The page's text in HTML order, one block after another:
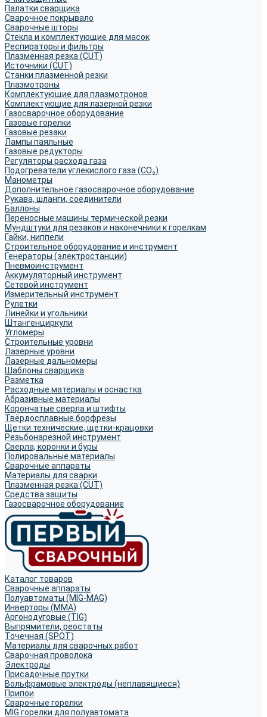
Палатки сварщика
Сварочное покрывало
Сварочные шторы
Стекла и комплектующие для масок
Респираторы и фильтры
Плазменная резка (CUT)
Источники (CUT)
Станки плазменной резки
Плазмотроны
Комплектующие для плазмотронов
Комплектующие для лазерной резки
Газосварочное оборудование
Газовые горелки
Газовые резаки
Лампы паяльные
Газовые редукторы
Регуляторы расхода газа
Подогреватели углекислого газа (CO₂)
Манометры
Дополнительное газосварочное оборудование
Рукава, шланги, соединители
Баллоны
Переносные машины термической резки
Мундштуки для резаков и наконечники к горелкам
Гайки, ниппели
Строительное оборудование и инструмент
Генераторы (электростанции)
Пневмоинструмент
Аккумуляторный инструмент
Сетевой инструмент
Измерительный инструмент
Рулетки
Линейки и угольники
Штангенциркули
Угломеры
Строительные уровни
Лазерные уровни
Лазерные дальномеры
Шаблоны сварщика
Разметка
Расходные материалы и оснастка
Абразивные материалы
Корончатые сверла и штифты
Твёрдосплавные борфрезы
Щетки технические, щетки-крацовки
Резьбонарезной инструмент
Сверла, коронки и буры
Полировальные материалы
Сварочные аппараты
Материалы для сварки
Плазменная резка (CUT)
Средства защиты
Газосварочное оборудование
Каталог товаров
Сварочные аппараты
Полуавтоматы (MIG-MAG)
Инверторы (MMA)
Аргонодуговые (TIG)
Выпрямители, реостаты
Точечная (SPOT)
Материалы для сварочных работ
Сварочная проволока
Электроды
Присадочные прутки
Вольфрамовые электроды (неплавящиеся)
Припои
Сварочные горелки
MIG горелки для полуавтомата